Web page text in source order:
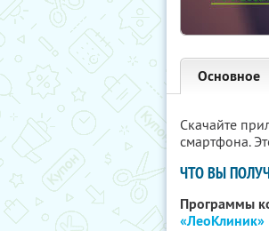
Основное
Скачайте
смартфона.
ЧТО ВЫ
Программы
«ЛеоКлиник»